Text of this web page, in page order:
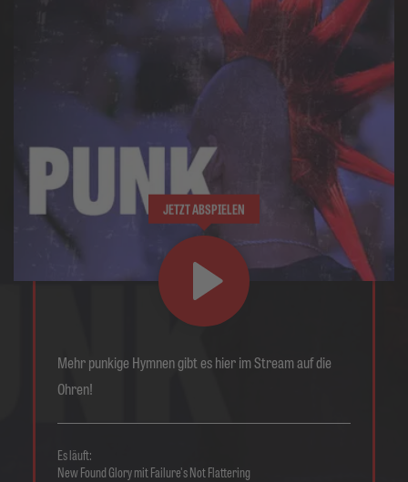
JETZT ABSPIELEN
Mehr punkige Hymnen gibt es hier im Stream auf die
Ohren!
Es läuft:
New Found Glory mit Failure's Not Flattering